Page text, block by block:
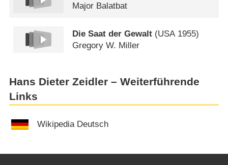
Major Balatbat
Die Saat der Gewalt (USA1955)
Gregory W. Miller
Hans Dieter Zeidler – Weiterführende
Links
Wikipedia Deutsch